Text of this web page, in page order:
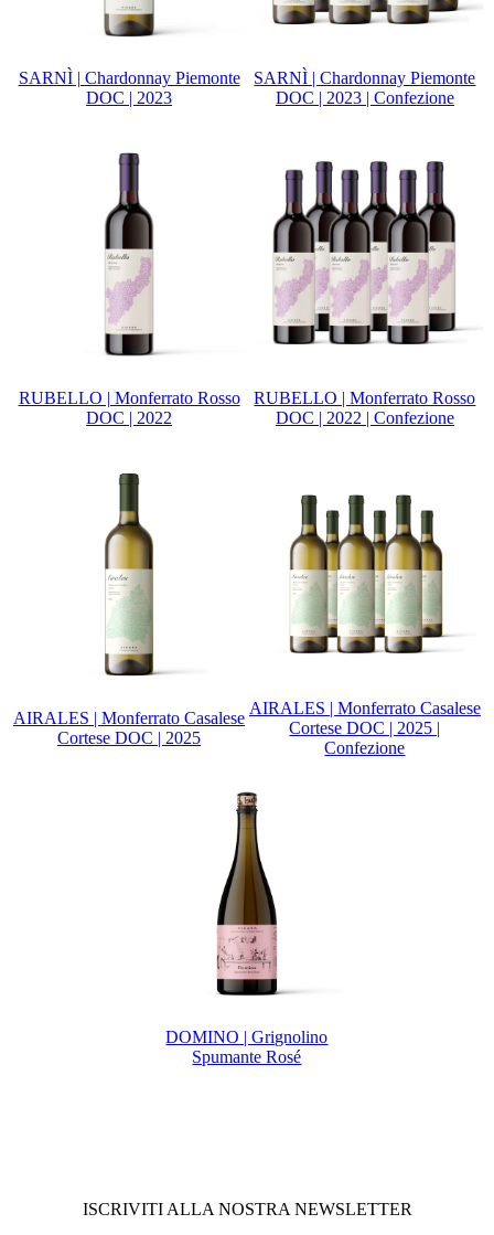
SARNÌ | Chardonnay Piemonte
DOC | 2023
SARNÌ | Chardonnay Piemonte
DOC | 2023 | Confezione
RUBELLO | Monferrato Rosso
DOC | 2022
RUBELLO | Monferrato Rosso
DOC | 2022 | Confezione
AIRALES | Monferrato Casalese
Cortese DOC | 2025
AIRALES | Monferrato Casalese
Cortese DOC | 2025 |
Confezione
DOMINO | Grignolino
Spumante Rosé
ISCRIVITI ALLA NOSTRA NEWSLETTER